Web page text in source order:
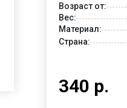
Возраст от:
Вес:
Материал:
Страна:
340 р.